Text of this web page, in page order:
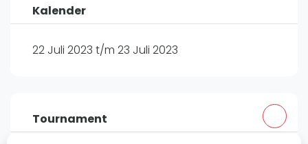
Playtomic
Ranking
FIP Männer
FIP Frauen
Kalender
22 Juli 2023 t/m 23 Juli 2023
Tournament